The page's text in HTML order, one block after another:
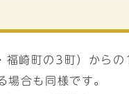
福崎町の3町）から
合も同様です。